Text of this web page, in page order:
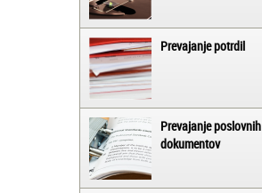
Prevajanje potrdil
Prevajanje poslovnih
dokumentov